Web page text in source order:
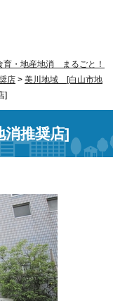
育・地産地消 まるごと！
店 > 美川地域 [白山市地
]
推奨店]